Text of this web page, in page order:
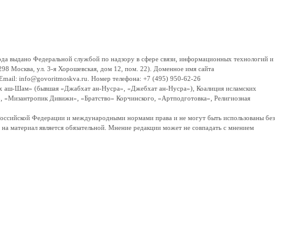
Федеральной службой по надзору в сфере связи, информационных технологий и
Москва, ул. 3-я Хорошевская, дом 12, пом. 22). Доменное имя сайта
Email: info@govoritmoskva.ru. Номер телефона: +7 (495) 950-62-26
аш-Шам» (бывшая «Джабхат ан-Нусра», «Джебхат ан-Нусра»), Коалиция исламских
Дивижн», «Братство» Корчинского, «Артподготовка», Религиозная
Федерации и международными нормами права и не могут быть использованы без
материал является обязательной. Мнение редакции может не совпадать с мнением